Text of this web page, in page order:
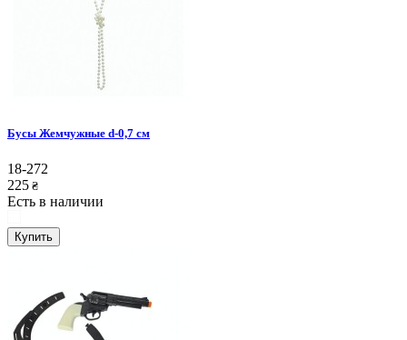
Бусы Жемчужные d-0,7 см
18-272
225 ₴
Есть в наличии
Купить